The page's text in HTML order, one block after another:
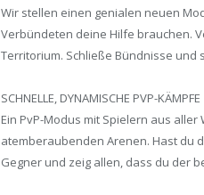
Wir stellen einen genialen neuen
Verbündeten deine Hilfe brauchen.
Territorium. Schließe Bündnisse und
SCHNELLE, DYNAMISCHE PVP-KÄMPFE
Ein PvP-Modus mit Spielern aus
atemberaubenden Arenen. Hast du
Gegner und zeig allen, dass du der